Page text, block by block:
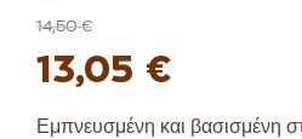
14,50 €
13,05 €
Εμπνευσμένη και βασισμένη